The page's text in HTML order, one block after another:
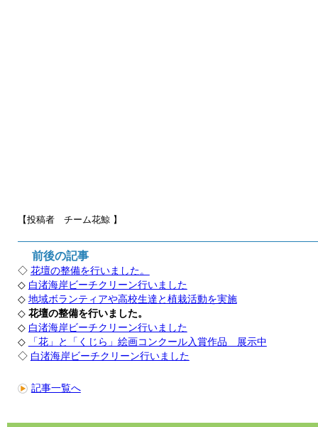
【投稿者 チーム花鯨 】
前後の記事
◇ 花壇の整備を行いました。
◇ 白渚海岸ビーチクリーン行いました
◇ 地域ボランティアや高校生達と植栽活動を実施
◇ 花壇の整備を行いました。
◇ 白渚海岸ビーチクリーン行いました
◇
「花」と「くじら」絵画コンクール入賞作品 展示中
◇ 白渚海岸ビーチクリーン行いました
記事一覧へ